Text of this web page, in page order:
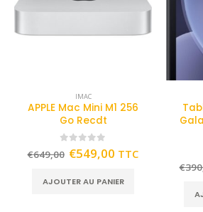
IMAC
APPLE Mac Mini M1 256
Go Recdt
out of 5
€649,00 €549,00 TTC
AJOUTER AU PANIER
€